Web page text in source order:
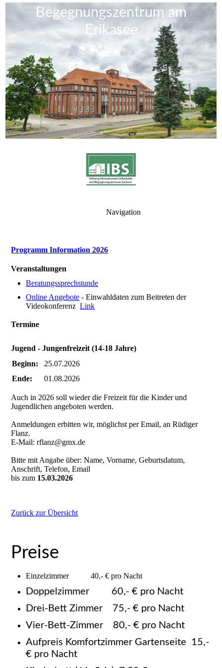
Begegnungszentrum am
Erikasee
Navigation
Programm Information 2026
Veranstaltungen
Beratungssprechstunde
Online Angebote - Einwahldaten zum Beitreten der
VideokonferenzLink
Termine
Jugend - Jungenfreizeit (14-18 Jahre)
Beginn:
25.07.2026
Ende:
01.08.2026
Auch in 2026 soll wieder die Freizeit für die Kinder und
Jugendlichen angeboten werden.
Anmeldungen erbitten wir, möglichst per Email, an Rüdiger
Flanz.
E-Mail: rflanz@gmx.de
Bitte mit Angabe über: Name, Vorname, Geburtsdatum,
Anschrift, Telefon, Email
bis zum 15.03.2026
Zurück zur Übersicht
Preise
Einzelzimmer 40,- € pro Nacht
Doppelzimmer 60,- € pro Nacht
Drei-Bett Zimmer 75,- € pro Nacht
Vier-Bett-Zimmer 80,- € pro Nacht
Aufpreis Komfortzimmer Gartenseite 15,-
€ pro Nacht